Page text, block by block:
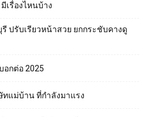
เรื่องไหนบ้าง
ปรับเรียวหน้าสวย ยกกระชับคางดู
อกต่อ 2025
แม่บ้าน ที่กำลังมาแรง